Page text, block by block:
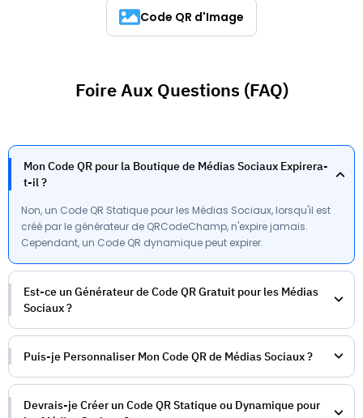
Code QR d'Image
Foire Aux Questions (FAQ)
Mon Code QR pour la Boutique de Médias Sociaux Expirera-
t-il ?
Non, un Code QR Statique pour les Médias Sociaux, lorsqu'il est
créé par le générateur de QRCodeChamp, n'expire jamais.
Cependant, un Code QR dynamique peut expirer.
Est-ce un Générateur de Code QR Gratuit pour les Médias
Sociaux ?
Puis-je Personnaliser Mon Code QR de Médias Sociaux ?
Devrais-je Créer un Code QR Statique ou Dynamique pour